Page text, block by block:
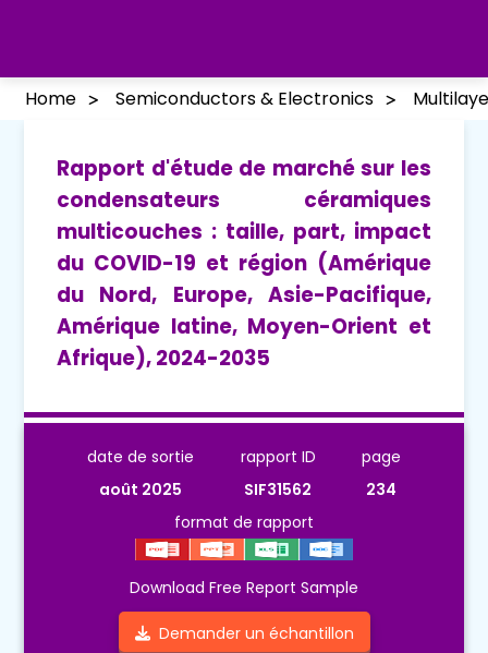
Home Semiconductors & Electronics
Rapport d'étude de marché sur les
condensateurs céramiques
multicouches : taille, part, impact
du COVID-19 et région (Amérique
du Nord, Europe, Asie-Pacifique,
Amérique latine, Moyen-Orient et
Afrique), 2024-2035
date de sortie
août 2025
rapport ID
SIF31562
page
234
format de rapport
Download Free Report Sample
Demander un échantillon